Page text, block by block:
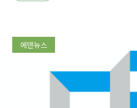
에덴뉴스